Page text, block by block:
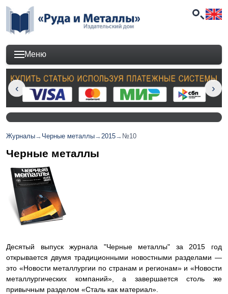
Меню
Журналы→ Черные металлы→2015→ №10
Черные металлы
Десятый выпуск журнала "Черные металлы" за 2015 год
открывается двумя традиционными новостными разделами —
это «Новости металлургии по странам и регионам» и «Новости
металлургических компаний», а завершается столь же
привычным разделом «Сталь как материал».